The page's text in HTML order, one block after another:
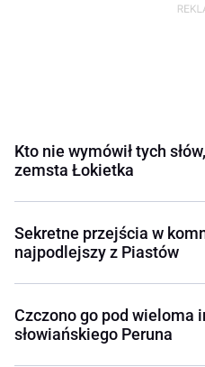
Kto nie wymówił tych
zemsta Łokietka
Sekretne przejścia w
najpodlejszy z Piastów
Czczono go pod wieloma
słowiańskiego Peruna